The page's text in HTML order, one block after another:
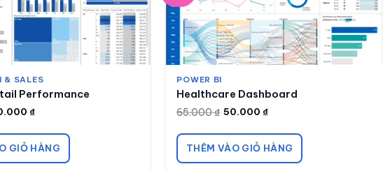
& SALES
Performance
₫
GIỎ HÀNG
POWER BI
Healthcare Dashboard
65.000₫
Giá
là:
65.000 ₫.
50.000 ₫
Giá
tại
50.000 ₫.
THÊM VÀO GIỎ HÀNG